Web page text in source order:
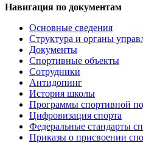
Навигация по документам
Основные сведения
Структура и органы
Документы
Спортивные объекты
Сотрудники
Антидопинг
История школы
Программы спортивной
Цифровизация спорта
Федеральные стандарты
Приказы о присвоении